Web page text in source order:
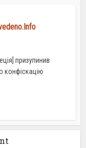
призупинив
конфіскацію